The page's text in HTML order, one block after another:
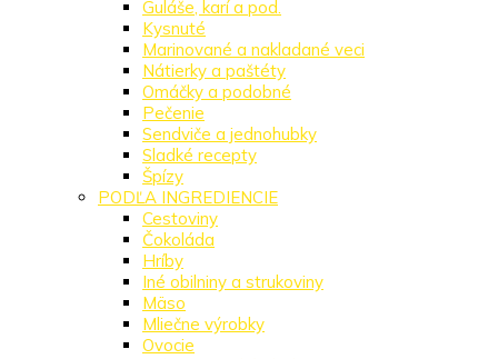
Guláše, karí a pod.
Kysnuté
Marinované a nakladané veci
Nátierky a paštéty
Omáčky a podobné
Pečenie
Sendviče a jednohubky
Sladké recepty
Špízy
PODĽA INGREDIENCIE
Cestoviny
Čokoláda
Hríby
Iné obilniny a strukoviny
Mäso
Mliečne výrobky
Ovocie